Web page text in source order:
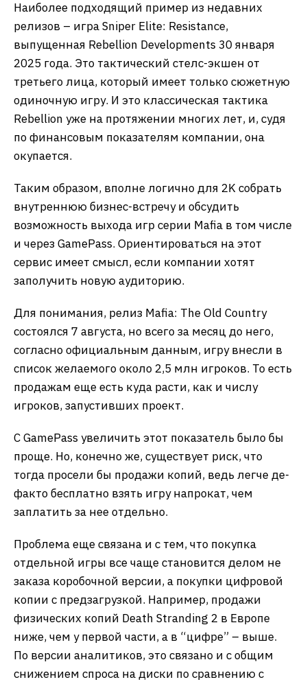
Наиболее подходящий пример из недавних
релизов – игра Sniper Elite: Resistance,
выпущенная Rebellion Developments 30 января
2025 года. Это тактический стелс-экшен от
третьего лица, который имеет только сюжетную
одиночную игру. И это классическая тактика
Rebellion уже на протяжении многих лет, и, судя
по финансовым показателям компании, она
окупается.
Таким образом, вполне логично для 2K собрать
внутреннюю бизнес-встречу и обсудить
возможность выхода игр серии Mafia в том числе
и через GamePass. Ориентироваться на этот
сервис имеет смысл, если компании хотят
заполучить новую аудиторию.
Для понимания, релиз Mafia: The Old Country
состоялся 7 августа, но всего за месяц до него,
согласно официальным данным, игру внесли в
список желаемого около 2,5 млн игроков. То есть
продажам еще есть куда расти, как и числу
игроков, запустивших проект.
С GamePass увеличить этот показатель было бы
проще. Но, конечно же, существует риск, что
тогда просели бы продажи копий, ведь легче де-
факто бесплатно взять игру напрокат, чем
заплатить за нее отдельно.
Проблема еще связана и с тем, что покупка
отдельной игры все чаще становится делом не
заказа коробочной версии, а покупки цифровой
копии с предзагрузкой. Например, продажи
физических копий Death Stranding 2 в Европе
ниже, чем у первой части, а в “цифре” – выше.
По версии аналитиков, это связано и с общим
снижением спроса на диски по сравнению с